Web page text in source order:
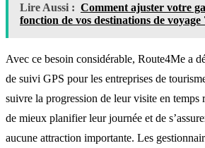
Lire Aussi : Comment ajuster votre
fonction de vos destinations de voyage
Avec ce besoin considérable, Route4Me a
de suivi GPS pour les entreprises de
suivre la progression de leur visite en temps
de mieux planifier leur journée et de
aucune attraction importante. Les